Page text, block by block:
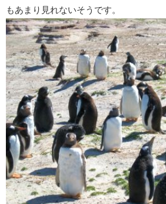
もあまり見れないそうです。